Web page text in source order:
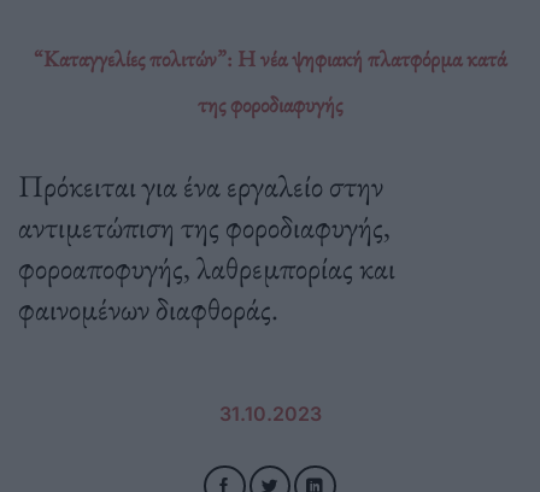
“Καταγγελίες πολιτών”: Η νέα ψηφιακή πλατφόρμα κατά
της φοροδιαφυγής
Πρόκειται για ένα εργαλείο στην
αντιμετώπιση της φοροδιαφυγής,
φοροαποφυγής, λαθρεμπορίας και
φαινομένων διαφθοράς.
31.10.2023